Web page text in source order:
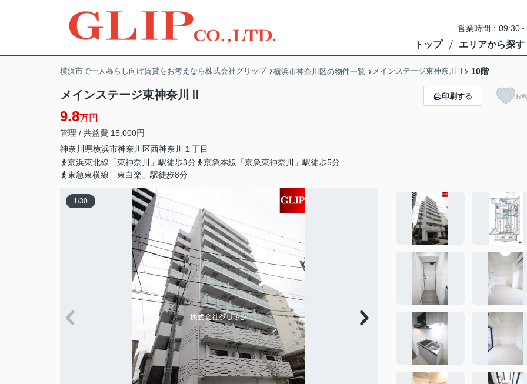
営業時間：09:30
トップ エリアから探す
横浜市で一人暮らし向け賃貸をお考えなら株式会社グリップ 横浜市神奈川区の物件一覧 メインステージ東神奈川Ⅱ 10階
メインステージ東神奈川Ⅱ
9.8万円
管理 / 共益費 15,000円
神奈川県横浜市神奈川区西神奈川
１丁目
京浜東北線「東神奈川」駅徒歩3分
京急本線「京急東神奈川」駅徒歩5分
東急東横線「東白楽」駅徒歩8分
印刷する お
1/30